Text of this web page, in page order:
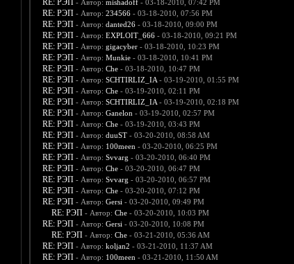
RE: РЭП - Автор: mishadoff- 03-18-2010, 07:42 PM
RE: РЭП - Автор: 234566- 03-18-2010, 07:56 PM
RE: РЭП - Автор: danted26- 03-18-2010, 09:00 PM
RE: РЭП - Автор: EXPLOIT_666- 03-18-2010, 09:21 PM
RE: РЭП - Автор: gigacyber- 03-18-2010, 10:23 PM
RE: РЭП - Автор: Munkie- 03-18-2010, 10:41 PM
RE: РЭП - Автор: Che- 03-18-2010, 10:47 PM
RE: РЭП - Автор: SCHTIRLIZ_IA- 03-19-2010, 01:55 PM
RE: РЭП - Автор: Che- 03-19-2010, 02:11 PM
RE: РЭП - Автор: SCHTIRLIZ_IA- 03-19-2010, 02:18 PM
RE: РЭП - Автор: Ganelon - 03-19-2010, 02:57 PM
RE: РЭП - Автор: Che- 03-19-2010, 03:43 PM
RE: РЭП - Автор: duuST- 03-20-2010, 08:58 AM
RE: РЭП - Автор: 100meen - 03-20-2010, 06:25 PM
RE: РЭП - Автор: Svvarg - 03-20-2010, 06:40 PM
RE: РЭП - Автор: Che- 03-20-2010, 06:47 PM
RE: РЭП - Автор: Svvarg - 03-20-2010, 06:57 PM
RE: РЭП - Автор: Che- 03-20-2010, 07:12 PM
RE: РЭП - Автор: Gersi - 03-20-2010, 09:49 PM
RE: РЭП - Автор: Che- 03-20-2010, 10:03 PM
RE: РЭП - Автор: Gersi - 03-20-2010, 10:08 PM
RE: РЭП - Автор: Che- 03-21-2010, 05:36 AM
RE: РЭП - Автор: koljan2 - 03-21-2010, 11:37 AM
RE: РЭП - Автор: 100meen - 03-21-2010, 11:50 AM